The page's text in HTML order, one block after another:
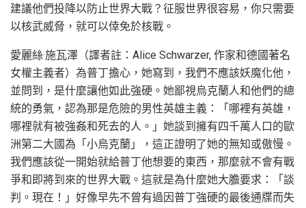
建議他們投降以防止世界大戰？征服世界很容易，你只需要
以核武威脅，就可以倖免於核戰。
愛麗絲·施瓦澤（譯者註：Alice Schwarzer, 作家和德國著名
女權主義者）為普丁擔心，她寫到，我們不應該妖魔化他，
並問到，是什麼讓他如此強硬。她鄙視烏克蘭人​​和他們的總
統的勇氣，認為那是危險的男性英雄主義：「哪裡有英雄，
哪裡就有被強姦和死去的人。」她談到擁有四千萬人口的歐
洲第二大國為「小烏克蘭」，這正證明了她的無知或傲慢。
我們應該從一開始就給普丁他想要的東西，那麼就不會有戰
爭和即將到來的世界大戰。這就是為什麼她大膽要求：「談
判。現在！」好像早先不曾有過因普丁強硬的最後通牒而失